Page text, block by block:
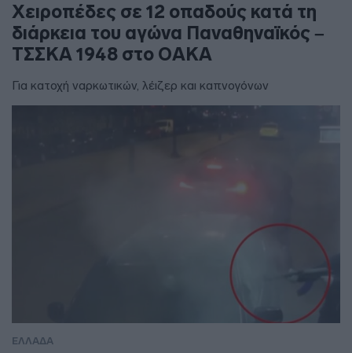
Χειροπέδες σε 12 οπαδούς κατά τη
διάρκεια του αγώνα Παναθηναϊκός –
ΤΣΣΚΑ 1948 στο ΟΑΚΑ
Για κατοχή ναρκωτικών, λέιζερ και καπνογόνων
ΕΛΛΑΔΑ